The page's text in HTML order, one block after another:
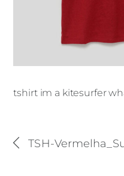
tshirt im a kitesurfer
TSH-